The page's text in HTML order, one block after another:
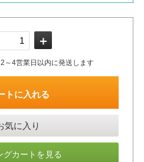
＋
～4営業日以内に発送します
トに入れる
気に入り
グカートを見る